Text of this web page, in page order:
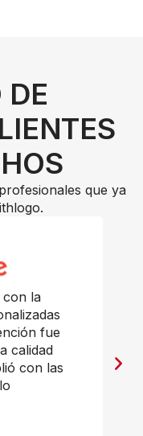
que ya
con la
fue
calidad
con las